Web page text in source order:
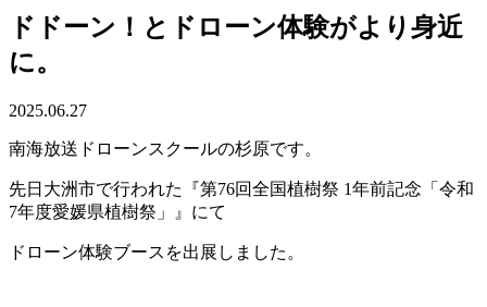
ドドーン！とドローン体験がより身近
に。
2025.06.27
南海放送ドローンスクールの杉原です。
先日大洲市で行われた『第76回全国植樹祭 1年前記念「令和
7年度愛媛県植樹祭」』にて
ドローン体験ブースを出展しました。